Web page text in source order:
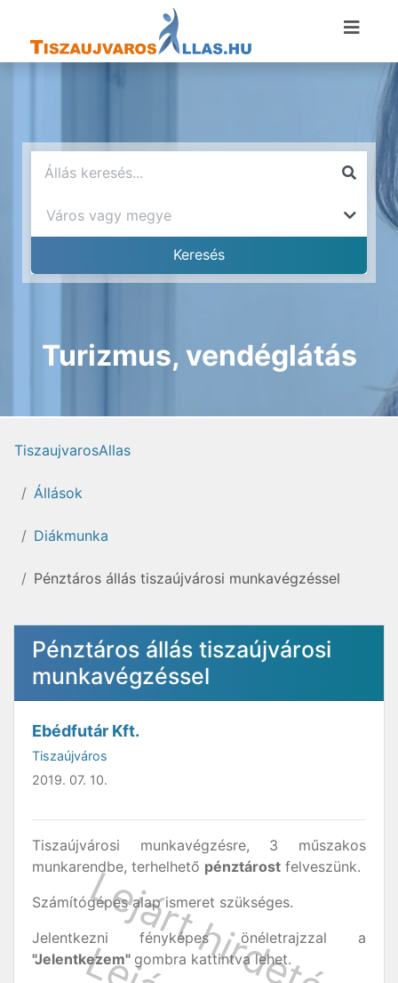
Turizmus, vendéglátás
TiszaujvarosAllas
Állások
Diákmunka
Pénztáros állás tiszaújvárosi munkavégzéssel
Pénztáros állás tiszaújvárosi
munkavégzéssel
Ebédfutár Kft.
Tiszaújváros
2019. 07. 10.
Tiszaújvárosi munkavégzésre, 3 műszakos
munkarendbe, terhelhető pénztárost felveszünk.
Számítógépes alap ismeret szükséges.
Jelentkezni fényképes önéletrajzzal a
"Jelentkezem" gombra kattintva lehet.